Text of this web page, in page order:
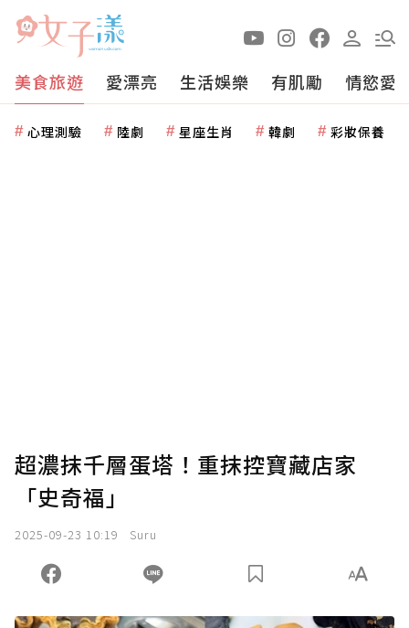
美食旅遊 愛漂亮 生活娛樂 有肌勵 情慾愛
心理測驗 陸劇 星座生肖 韓劇 彩妝保養
超濃抹千層蛋塔！重抹控寶藏店家
「史奇福」
2025-09-23 10:19 Suru